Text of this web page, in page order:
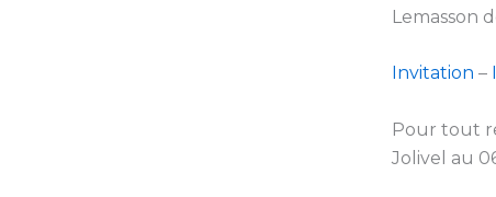
Lemasson
Invitation –
Pour tout
Jolivel au